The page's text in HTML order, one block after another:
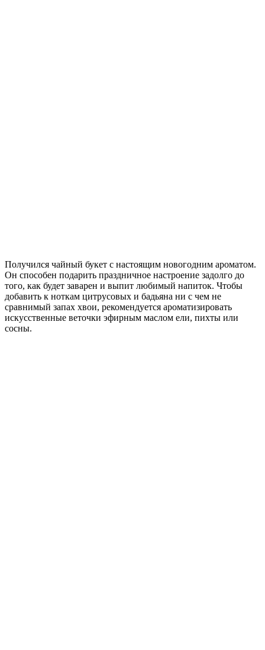
Получился чайный букет с настоящим новогодним ароматом.
Он способен подарить праздничное настроение задолго до
того, как будет заварен и выпит любимый напиток. Чтобы
добавить к ноткам цитрусовых и бадьяна ни с чем не
сравнимый запах хвои, рекомендуется ароматизировать
искусственные веточки эфирным маслом ели, пихты или
сосны.